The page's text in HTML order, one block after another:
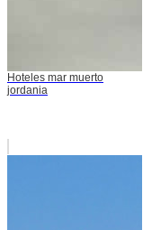
Hoteles mar muerto
jordania